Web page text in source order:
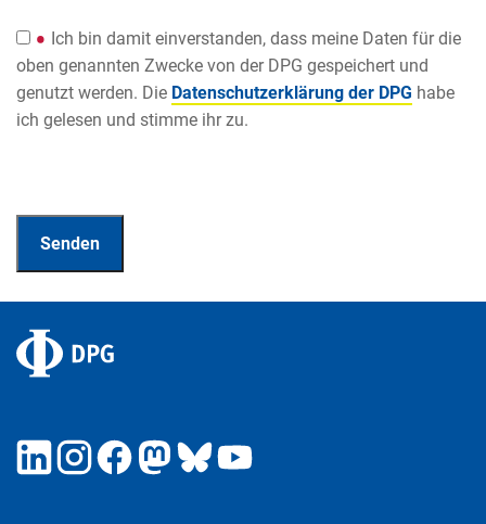
Ich bin damit einverstanden, dass meine Daten für die
oben genannten Zwecke von der DPG gespeichert und
genutzt werden. Die Datenschutzerklärung der DPG habe
ich gelesen und stimme ihr zu.